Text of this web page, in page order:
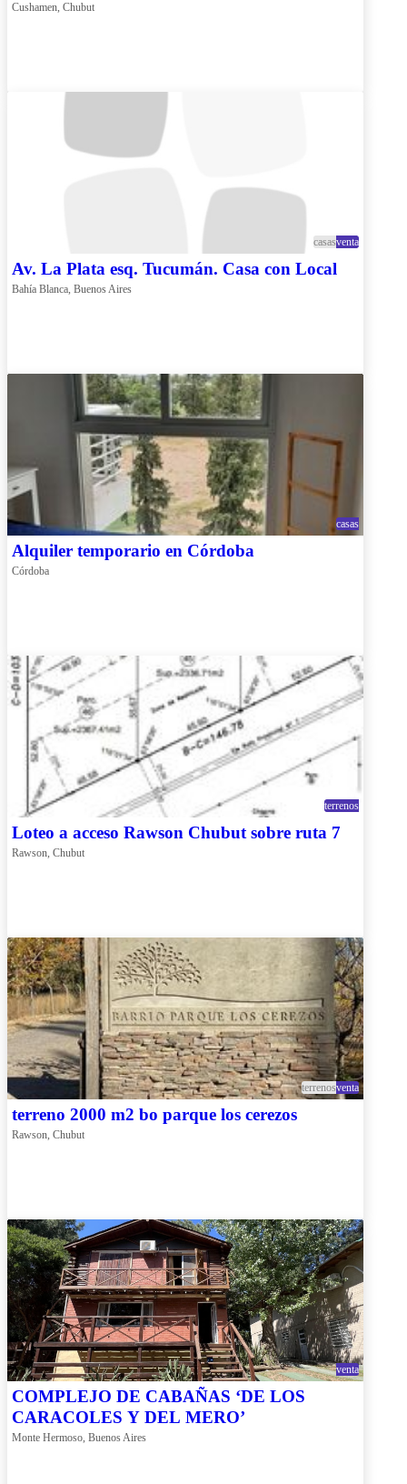
Cushamen, Chubut
casasventa
Av. La Plata esq. Tucumán. Casa con Local
Bahía Blanca, Buenos Aires
casas
Alquiler temporario en Córdoba
Córdoba
terrenos
Loteo a acceso Rawson Chubut sobre ruta 7
Rawson, Chubut
terrenosventa
terreno 2000 m2 bo parque los cerezos
Rawson, Chubut
venta
COMPLEJO DE CABAÑAS ‘DE LOS
CARACOLES Y DEL MERO’
Monte Hermoso, Buenos Aires